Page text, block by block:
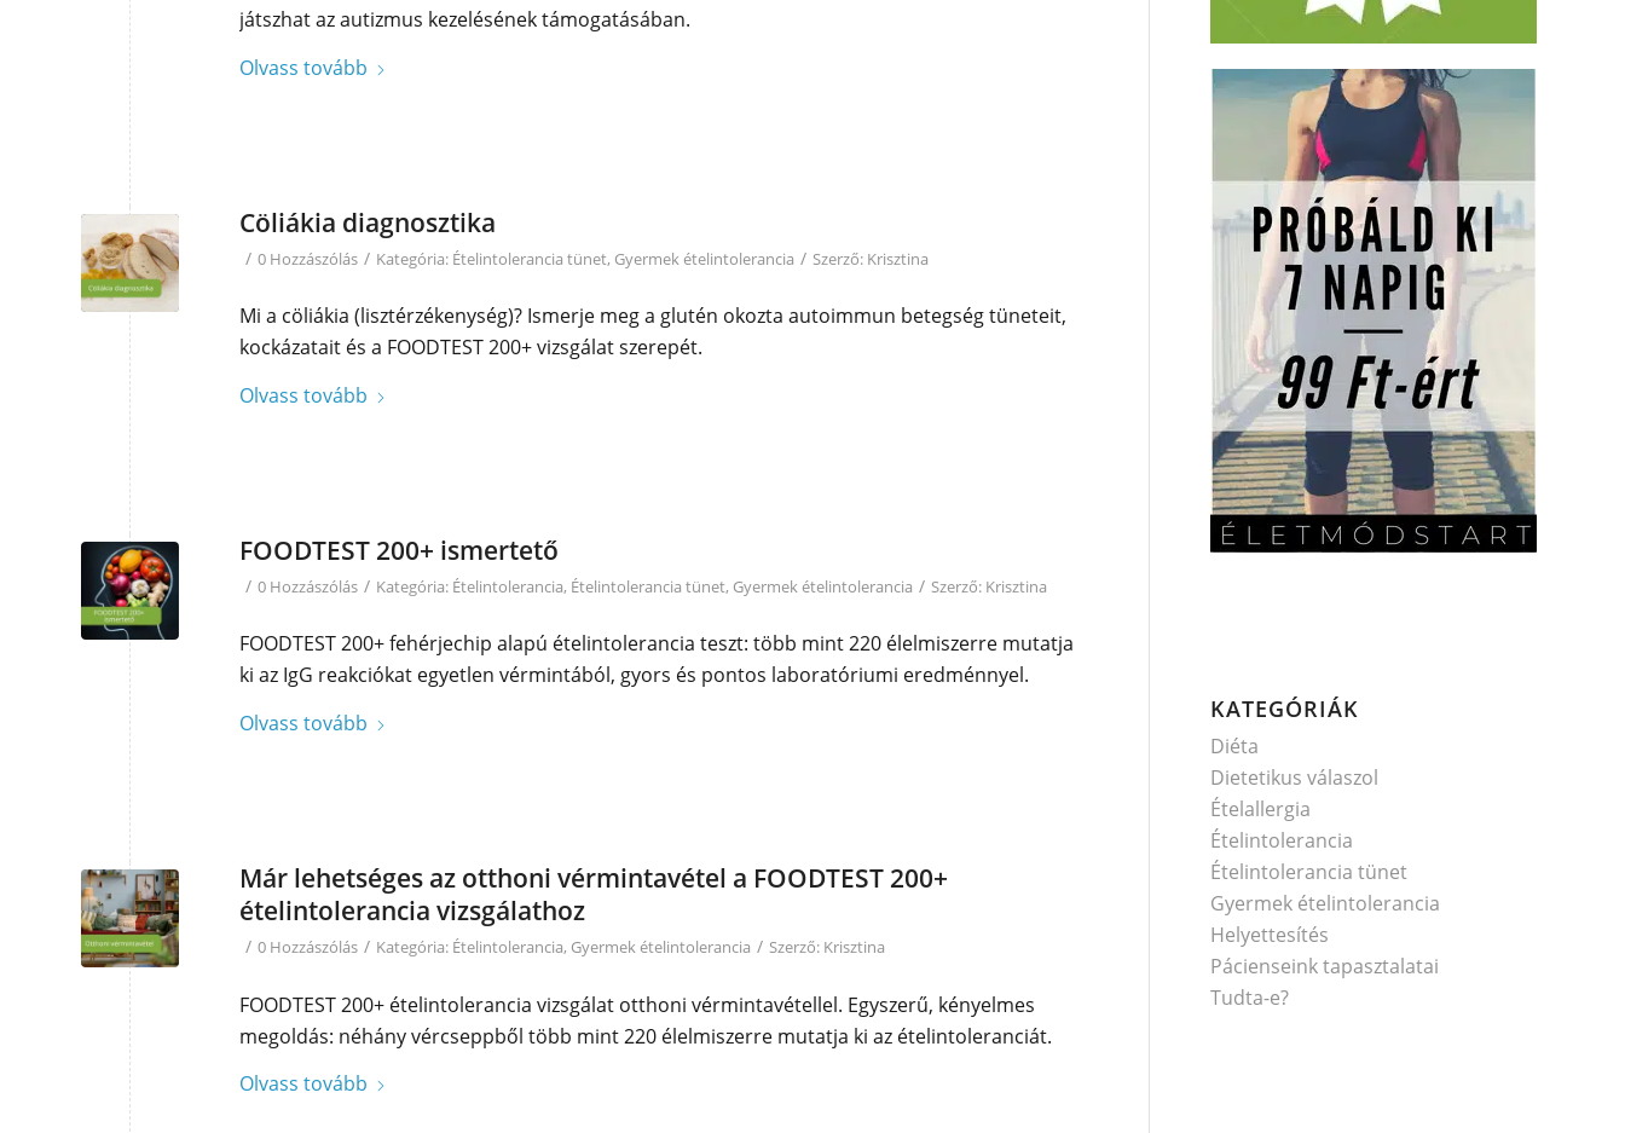
játszhat az autizmus kezelésének támogatásában.
Olvass tovább
Cöliákia diagnosztika
/ 0 Hozzászólás / Kategória: Ételintolerancia tünet, Gyermek ételintolerancia / Szerző: Krisztina
Mi a cöliákia (lisztérzékenység)? Ismerje meg a glutén okozta autoimmun betegség tüneteit,
kockázatait és a FOODTEST 200+ vizsgálat szerepét.
Olvass tovább
FOODTEST 200+ ismertető
/ 0 Hozzászólás / Kategória: Ételintolerancia, Ételintolerancia tünet, Gyermek ételintolerancia / Szerző: Krisztina
FOODTEST 200+ fehérjechip alapú ételintolerancia teszt: több mint 220 élelmiszerre mutatja
ki az IgG reakciókat egyetlen vérmintából, gyors és pontos laboratóriumi eredménnyel.
Olvass tovább
Már lehetséges az otthoni vérmintavétel a FOODTEST 200+
ételintolerancia vizsgálathoz
/ 0 Hozzászólás / Kategória: Ételintolerancia, Gyermek ételintolerancia / Szerző: Krisztina
FOODTEST 200+ ételintolerancia vizsgálat otthoni vérmintavétellel. Egyszerű, kényelmes
megoldás: néhány vércseppből több mint 220 élelmiszerre mutatja ki az ételintoleranciát.
Olvass tovább
KATEGÓRIÁK
Diéta
Dietetikus válaszol
Ételallergia
Ételintolerancia
Ételintolerancia tünet
Gyermek ételintolerancia
Helyettesítés
Pácienseink tapasztalatai
Tudta-e?